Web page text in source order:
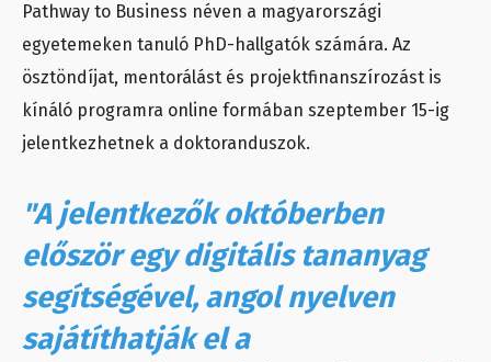
Pathway to Business néven a magyarországi
egyetemeken tanuló PhD-hallgatók számára. Az
ösztöndíjat, mentorálást és projektfinanszírozást is
kínáló programra online formában szeptember 15-ig
jelentkezhetnek a doktoranduszok.
"A jelentkezők októberben
először egy digitális tananyag
segítségével, angol nyelven
sajátíthatják el a